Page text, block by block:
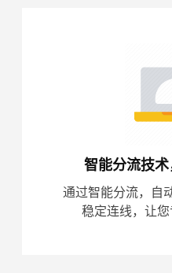
智能分流技
通过智能分流，自
稳定连线，让您